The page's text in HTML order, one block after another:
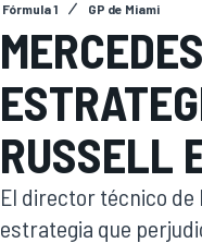
Fórmula 1 GP de Miami
RUSSELL
El director técnico de
estrategia que